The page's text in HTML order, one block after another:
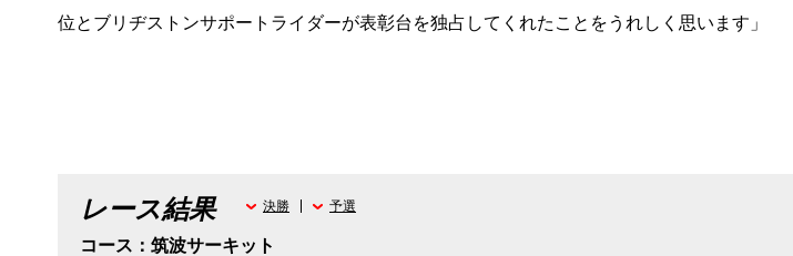
位とブリヂストンサポートライダーが表彰台を独占してくれたことをうれしく思います」
レース結果
コース：筑波サーキット
決勝 予選